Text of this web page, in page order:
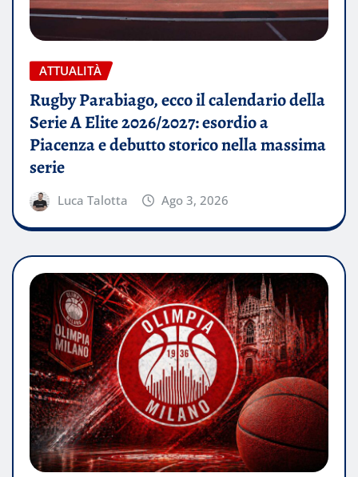
ATTUALITÀ
Rugby Parabiago, ecco il calendario della
Serie A Elite 2026/2027: esordio a
Piacenza e debutto storico nella massima
serie
Luca Talotta Ago 3, 2026